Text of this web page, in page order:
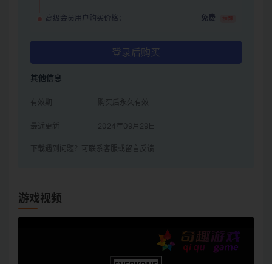
高级会员用户购买价格： 免费 推荐
登录后购买
其他信息
有效期 购买后永久有效
最近更新 2024年09月29日
下载遇到问题？可联系客服或留言反馈
游戏视频